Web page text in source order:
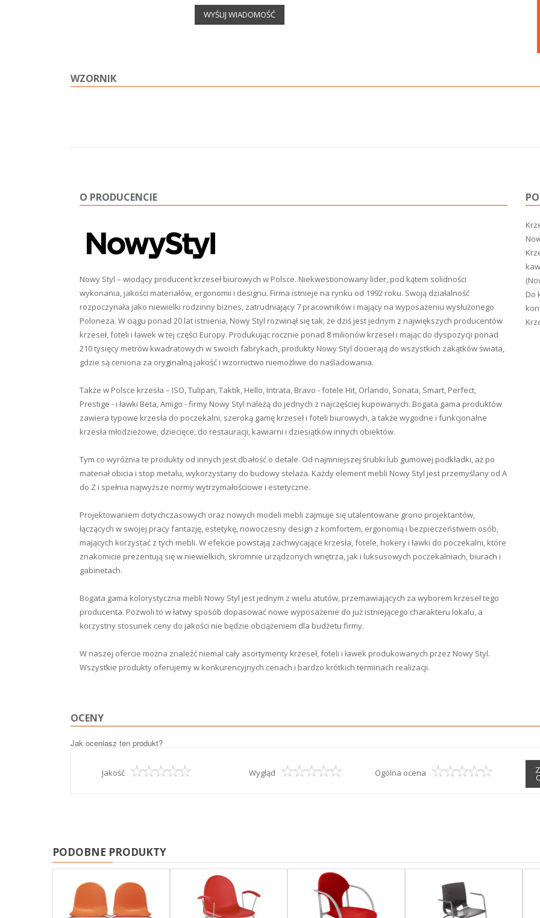
WYŚLIJ WIADOMOŚĆ
WZORNIK
O PRODUCENCIE
Nowy Styl – wiodący producent krzeseł biurowych w Polsce. Niekwestionowany lider, pod kątem solidności
wykonania, jakości materiałów, ergonomii i designu. Firma istnieje na rynku od 1992 roku. Swoją działalność
rozpoczynała jako niewielki rodzinny biznes, zatrudniający 7 pracowników i mający na wyposażeniu wysłużonego
Poloneza. W ciągu ponad 20 lat istnienia, Nowy Styl rozwinął się tak, że dziś jest jednym z największych producentów
krzeseł, foteli i ławek w tej części Europy. Produkując rocznie ponad 8 milionów krzeseł i mając do dyspozycji ponad
210 tysięcy metrów kwadratowych w swoich fabrykach, produkty Nowy Styl docierają do wszystkich zakątków świata,
gdzie są ceniona za oryginalną jakość i wzornictwo niemożliwe do naśladowania.
Także w Polsce krzesła – ISO, Tulipan, Taktik, Hello, Intrata, Bravo - fotele Hit, Orlando, Sonata, Smart, Perfect,
Prestige - i ławki Beta, Amigo - firmy Nowy Styl należą do jednych z najczęściej kupowanych. Bogata gama produktów
zawiera typowe krzesła do poczekalni, szeroką gamę krzeseł i foteli biurowych, a także wygodne i funkcjonalne
krzesła młodzieżowe, dziecięce, do restauracji, kawiarni i dziesiątków innych obiektów.
Tym co wyróżnia te produkty od innych jest dbałość o detale. Od najmniejszej śrubki lub gumowej podkładki, aż po
materiał obicia i stop metalu, wykorzystany do budowy stelaża. Każdy element mebli Nowy Styl jest przemyślany od A
do Z i spełnia najwyższe normy wytrzymałościowe i estetyczne.
Projektowaniem dotychczasowych oraz nowych modeli mebli zajmuje się utalentowane grono projektantów,
łączących w swojej pracy fantazję, estetykę, nowoczesny design z komfortem, ergonomią i bezpieczeństwem osób,
mających korzystać z tych mebli. W efekcie powstają zachwycające krzesła, fotele, hokery i ławki do poczekalni, które
znakomicie prezentują się w niewielkich, skromnie urządzonych wnętrza, jak i luksusowych poczekalniach, biurach i
gabinetach.
Bogata gama kolorystyczna mebli Nowy Styl jest jednym z wielu atutów, przemawiających za wyborem krzeseł tego
producenta. Pozwoli to w łatwy sposób dopasować nowe wyposażenie do już istniejącego charakteru lokalu, a
korzystny stosunek ceny do jakości nie będzie obciążeniem dla budżetu firmy.
W naszej ofercie można znaleźć niemal cały asortymenty krzeseł, foteli i ławek produkowanych przez Nowy Styl.
Wszystkie produkty oferujemy w konkurencyjnych cenach i bardzo krótkich terminach realizacji.
Do
OCENY
Jak oceniasz ten produkt?
Jakość Wygląd Ogólna ocena
PODOBNE PRODUKTY